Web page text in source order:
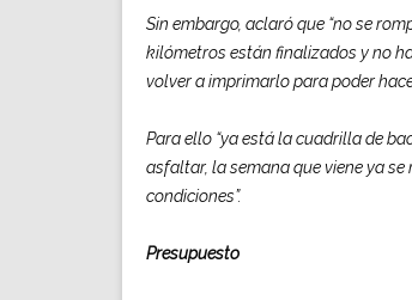
Sin embargo, aclaró que “no se
kilómetros están finalizados y no
volver a imprimarlo para poder
Para ello “ya está la cuadrilla de
asfaltar, la semana que viene ya
condiciones”.
Presupuesto